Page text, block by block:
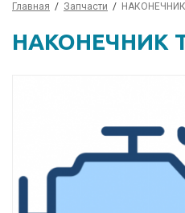
Главная Запчасти
НАКОНЕЧНИК